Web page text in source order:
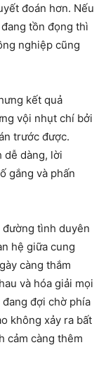
đoán hơn. Nếu
tồn đọng thì
nghiệp cũng
kết quả
vội nhụt chí bởi
trước được.
dễ dàng, lời
gắng và phấn
tình duyên
hệ giữa cung
càng thắm
và hóa giải mọi
đợi chờ phía
không xảy ra bất
cảm càng thêm